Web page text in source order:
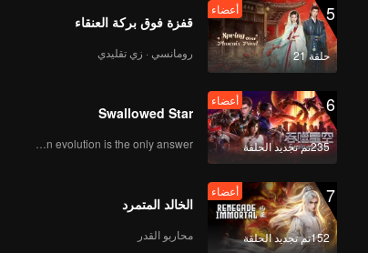
5
حلقة 21
أعضاء
قفزة فوق بركة العنقاء
رومانسي · زي تقليدي
6
235تم تجديد الحلقة
أعضاء
Swallowed Star
Human evolution is the only answer.
7
152تم تجديد الحلقة
أعضاء
الخالد المتمرد
محاربو القدر